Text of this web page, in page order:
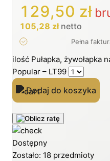
129,50 zł
105,28 złnetto
ilość Pułapka, żywołapka
Popular – LT99
Dodaj do koszyka
Dostępny
Zostało: 18 przedmioty